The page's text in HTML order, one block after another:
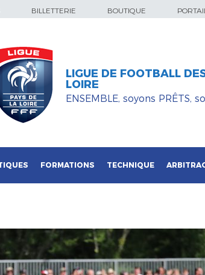
BILLETTERIE BOUTIQUE
LIGUE DE FOOTBALL
LOIRE
ENSEMBLE, soyons PRÊTS,
FORMATIONS TECHNIQUE